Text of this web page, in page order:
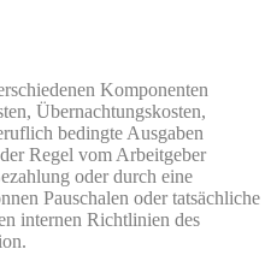
Komponenten
Übernachtungskosten,
bedingte Ausgaben
Regel vom Arbeitgeber
oder durch eine
Pauschalen oder tatsächliche
internen Richtlinien des